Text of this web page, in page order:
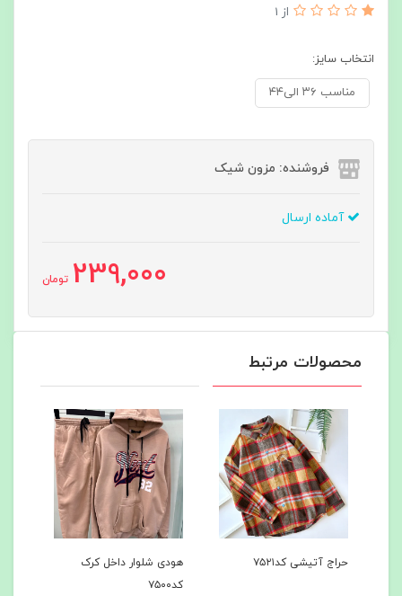
از 1
انتخاب سایز:
مناسب ۳۶ الی۴۴
فروشنده: مزون شیک
آماده ارسال
239,000 تومان
محصولات مرتبط
حراج آتیشی کد۷۵۲۱
هودی شلوار داخل کرک
کد۷۵۰۰